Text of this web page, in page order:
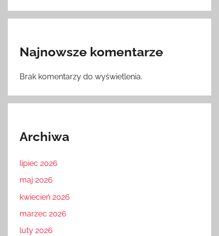
Najnowsze komentarze
Brak komentarzy do wyświetlenia.
Archiwa
lipiec 2026
maj 2026
kwiecień 2026
marzec 2026
luty 2026